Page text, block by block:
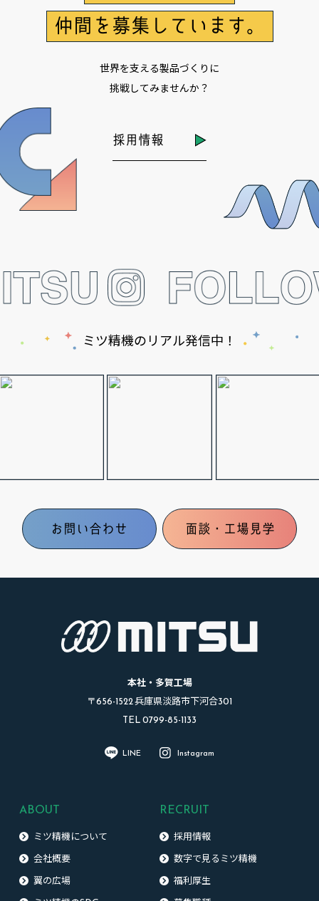
仲間を募集しています。
世界を支える製品づくりに
挑戦してみませんか？
採用情報
ミツ精機のリアル発信中！
お問い合わせ 面談・工場見学
本社・多賀工場
〒656-1522 兵庫県淡路市下河合301
TEL 0799-85-1133
LINE Instagram
ABOUT
ミツ精機について
会社概要
翼の広場
RECRUIT
採用情報
数字で見るミツ精機
福利厚生